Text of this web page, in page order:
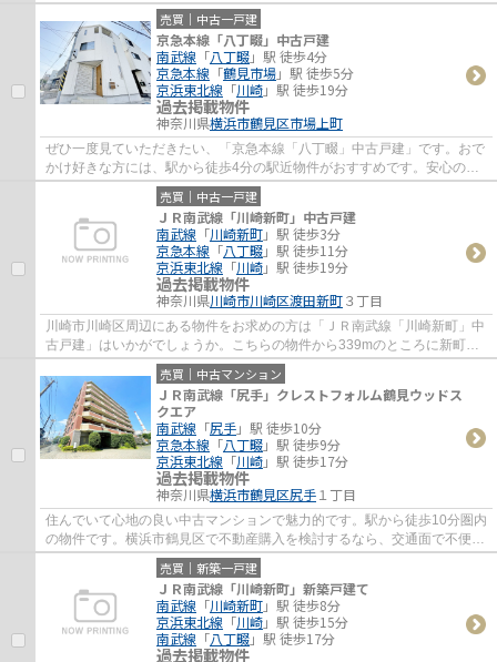
分なので、移動時間を短縮できます。御身体の...
売買｜中古一戸建
京急本線「八丁畷」中古戸建
南武線 「八丁畷」駅 徒歩4分
京急本線 「鶴見市場」駅 徒歩5分
京浜東北線 「川崎」駅 徒歩19分
過去掲載物件
神奈川県横浜市鶴見区市場上町
ぜひ一度見ていただきたい、「京急本線「八丁畷」中古戸建」です。おで
かけ好きな方には、駅から徒歩4分の駅近物件がおすすめです。安心の前
面道路6m以上の条件を備えております。ニー...
売買｜中古一戸建
ＪＲ南武線「川崎新町」中古戸建
南武線 「川崎新町」駅 徒歩3分
京急本線 「八丁畷」駅 徒歩11分
京浜東北線 「川崎」駅 徒歩19分
過去掲載物件
神奈川県川崎市川崎区渡田新町３丁目
川崎市川崎区周辺にある物件をお求めの方は「ＪＲ南武線「川崎新町」中
古戸建」はいかがでしょうか。こちらの物件から339mのところに新町緑
地があります。セブンイレブン 川崎市電通り...
売買｜中古マンション
ＪＲ南武線「尻手」クレストフォルム鶴見ウッドス
クエア
南武線 「尻手」駅 徒歩10分
京急本線 「八丁畷」駅 徒歩9分
京浜東北線 「川崎」駅 徒歩17分
過去掲載物件
神奈川県横浜市鶴見区尻手１丁目
住んでいて心地の良い中古マンションで魅力的です。駅から徒歩10分圏内
の物件です。横浜市鶴見区で不動産購入を検討するなら、交通面で不便を
感じる事が少ない南武線尻手周辺の物件は...
売買｜新築一戸建
ＪＲ南武線「川崎新町」新築戸建て
南武線 「川崎新町」駅 徒歩8分
京浜東北線 「川崎」駅 徒歩15分
南武線 「八丁畷」駅 徒歩17分
過去掲載物件